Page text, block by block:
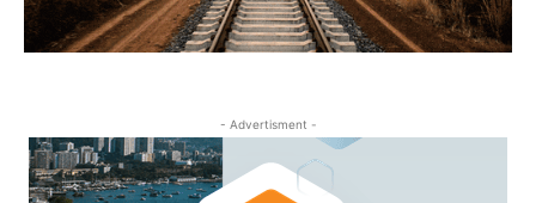
- Advertisment -